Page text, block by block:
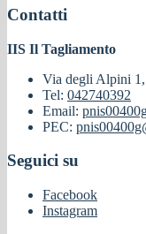
Contatti
IIS Il Tagliamento
Via degli Alpini
Tel: 042740392
Email:
PEC:
Seguici su
Facebook
Instagram